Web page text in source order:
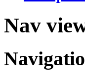
Nav